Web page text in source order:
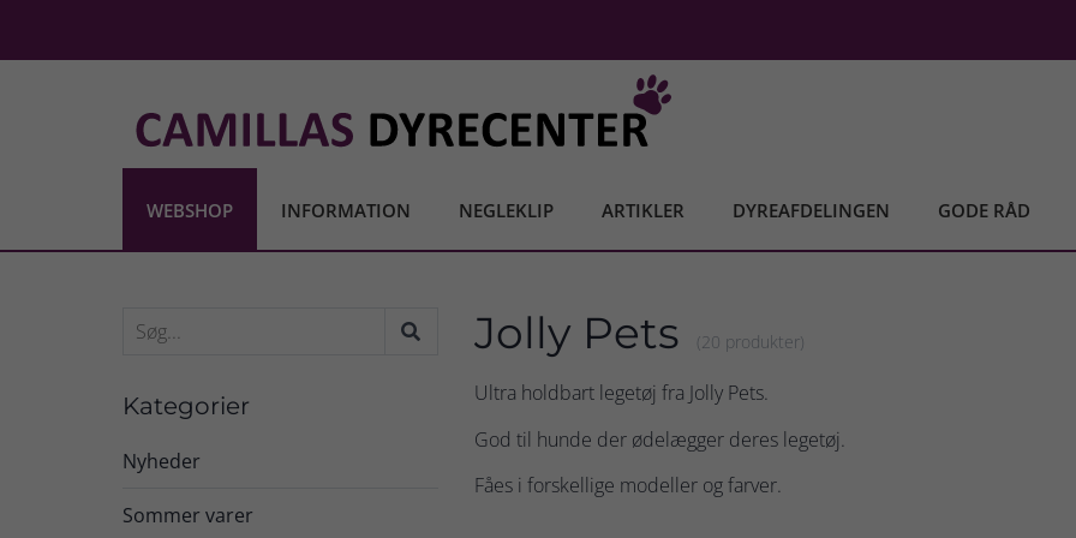
WEBSHOP INFORMATION NEGLEKLIP ARTIKLER DYREAFDELINGEN GODE RÅD
Kategorier
Nyheder
Sommer varer
Jolly Pets (20 produkter)
Ultra holdbart legetøj fra Jolly Pets.
God til hunde der ødelægger deres legetøj.
Fåes i forskellige modeller og farver.